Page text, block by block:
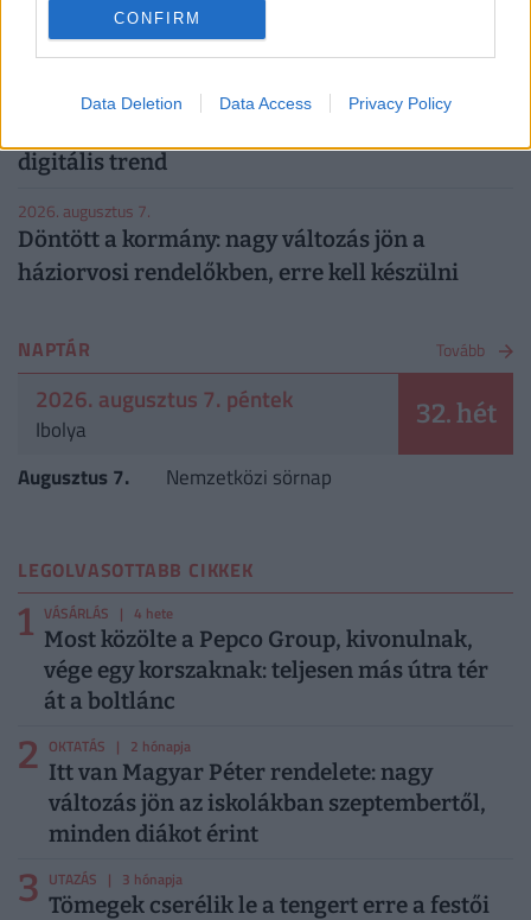
CONFIRM
Data Deletion Data Access Privacy Policy
magyarok
2026. augusztus 7.
Nagyon ráfázhat, aki az AI-ra bízza a
digitális trend
2026. augusztus 7.
Döntött a kormány: nagy változás jön a
háziorvosi rendelőkben, erre kell készülni
NAPTÁR Tovább
2026. augusztus 7. péntek
Ibolya 32. hét
Augusztus 7. Nemzetközi sörnap
LEGOLVASOTTABB CIKKEK
1 VÁSÁRLÁS | 4 hete
Most közölte a Pepco Group, kivonulnak,
vége egy korszaknak: teljesen más útra tér
át a boltlánc
2 OKTATÁS | 2 hónapja
Itt van Magyar Péter rendelete: nagy
változás jön az iskolákban szeptembertől,
minden diákot érint
3 UTAZÁS | 3 hónapja
Tömegek cserélik le a tengert erre a festői